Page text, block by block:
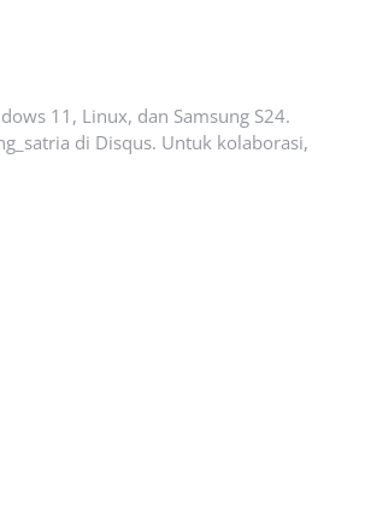
11, Linux, dan Samsung S24.
di Disqus. Untuk kolaborasi,